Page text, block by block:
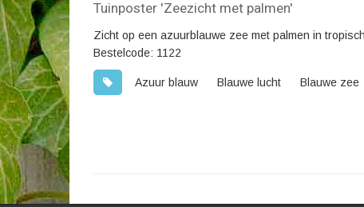
Tuinposter 'Zeezicht met palmen'
Zicht op een azuurblauwe zee met palmen in
Bestelcode: 1122
Azuur blauw Blauwe lucht Blauwe zee